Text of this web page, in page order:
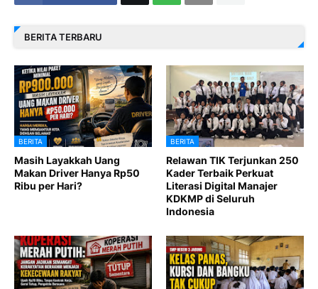
BERITA TERBARU
BERITA
Masih Layakkah Uang
Makan Driver Hanya Rp50
Ribu per Hari?
BERITA
Relawan TIK Terjunkan 250
Kader Terbaik Perkuat
Literasi Digital Manajer
KDKMP di Seluruh
Indonesia